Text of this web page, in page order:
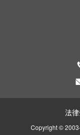
务"新模式，
款产品，为161
障。结合AI技术
末，平安好车主
用户数峰值近
灾害，发出预警
个人客户。同时
法
Copyright ©